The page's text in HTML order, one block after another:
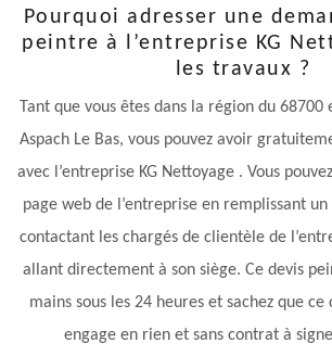
Pourquoi adresser une
peintre à l’entreprise KG
les travaux ?
Tant que vous êtes dans la région du
Aspach Le Bas, vous pouvez avoir
avec l’entreprise KG Nettoyage . Vous
page web de l’entreprise en remplissant
contactant les chargés de clientèle de
allant directement à son siège. Ce devis
mains sous les 24 heures et sachez que
engage en rien et sans contrat à